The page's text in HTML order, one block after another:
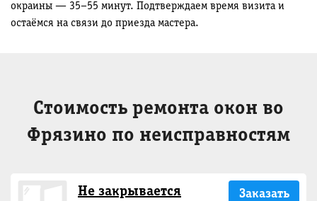
окраины — 35–55 минут. Подтверждаем время визита и
остаёмся на связи до приезда мастера.
Стоимость ремонта окон во
Фрязино по неисправностям
Не закрывается Заказать